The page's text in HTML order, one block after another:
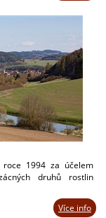
1994 za účelem
druhů rostlin
Více info